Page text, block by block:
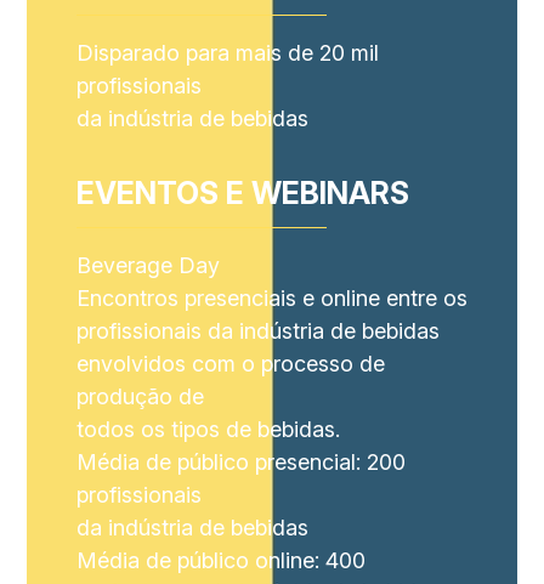
Disparado para mais de 20 mil
profissionais
da indústria de bebidas
EVENTOS E WEBINARS
Beverage Day
Encontros presenciais e online entre os
profissionais da indústria de bebidas
envolvidos com o processo de
produção de
todos os tipos de bebidas.
Média de público presencial: 200
profissionais
da indústria de bebidas
Média de público online: 400